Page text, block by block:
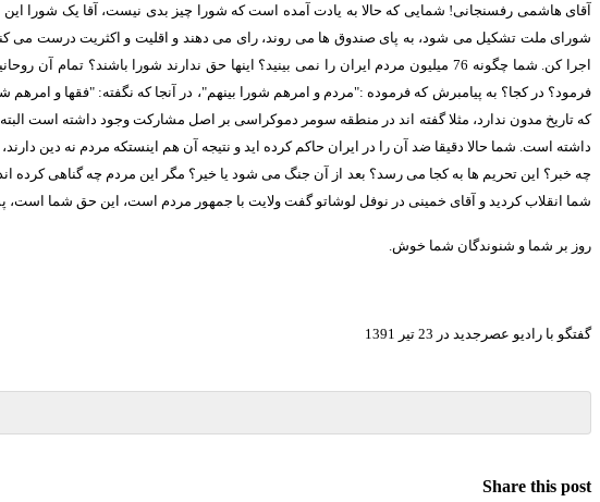
آقای هاشمی رفسنجانی! شمایی که حالا به یادت آمده است که شورا چیز بدی نیست، آقا یک شورا این
شورای ملت تشکیل می شود، به پای صندوق ها می روند، رای می دهند و اقلیت و اکثریت درست می
اجرا کن شما چگونه 76 میلیون مردم ایران را نمی بینید؟ اینها حق ندارند شورا باشند؟ تمام
فرمود؟ در کجا؟ به پیامبرش که فرموده :"مردم و امرهم شورا بینهم"، در آنجا که نگفته: "فقها و امرهم
که تاریخ مدون ندارد، مثلا گفته اند در منطقه سومر دموکراسی بر اصل مشارکت وجود داشته است
داشته است. شما حالا دقیقا ضد آن را در ایران حاکم کرده اید و نتیجه آن هم اینستکه مردم نه دین
چه خبر؟ این تحریم ها به کجا می رسد؟ بعد از آن جنگ می شود یا خیر؟ مگر این مردم چه گناهی کرده
شما انقلاب کردید و آقای خمینی در نوفل لوشاتو گفت ولایت با جمهور مردم است، این حق شما
روز بر شما و شنوندگان شما خوش
گفتگو با رادیو عصرجدید در 23 تیر 1391
Share this post